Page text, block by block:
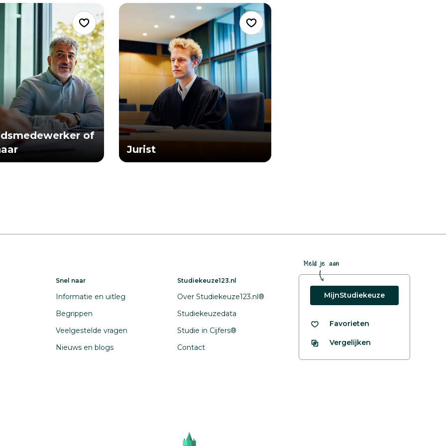
of
Jurist
Snel naar
Informatie en uitleg
Begrippen
Veelgestelde vragen
Nieuws en blogs
Studiekeuze123.nl
Over Studiekeuze123.nl®
Studiekeuzedata
Studie in Cijfers®
Contact
Meld je aan
MijnStudiekeuze
Favorieten
Vergelijken